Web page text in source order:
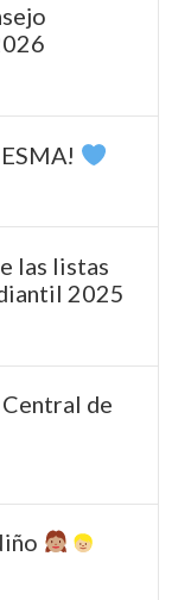
las listas
2025
de